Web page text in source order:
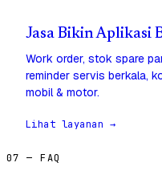
Jasa Bikin Aplikasi
Work order, stok spare
reminder servis berkala,
mobil & motor.
Lihat layanan →
07 — FAQ